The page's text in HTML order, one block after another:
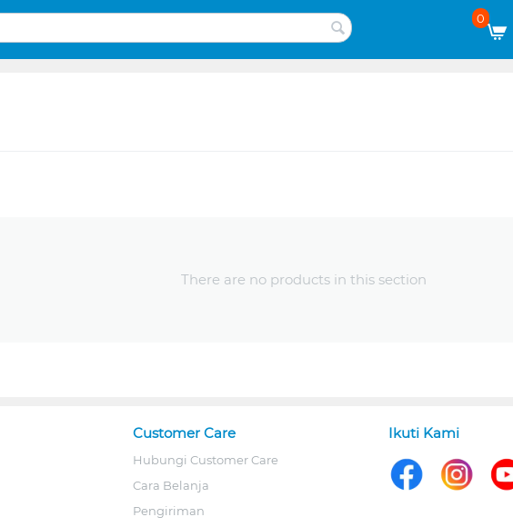
0
There are no products in this section
Customer Care
Hubungi Customer Care
Cara Belanja
Pengiriman
Ikuti Kami